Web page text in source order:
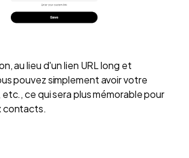
au lieu d'un lien URL long et
pouvez simplement avoir votre
ce qui sera plus mémorable pour
contacts.